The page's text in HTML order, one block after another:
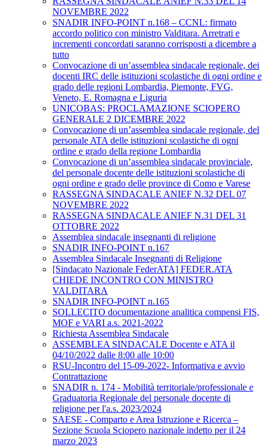
NOVEMBRE 2022
SNADIR INFO-POINT n.168 – CCNL: firmato
accordo politico con ministro Valditara. Arretrati e
incrementi concordati saranno corrisposti a dicembre a
tutto
Convocazione di un’assemblea sindacale regionale, dei
docenti IRC delle istituzioni scolastiche di ogni ordine e
grado delle regioni Lombardia, Piemonte, FVG,
Veneto, E. Romagna e Liguria
UNICOBAS: PROCLAMAZIONE SCIOPERO
GENERALE 2 DICEMBRE 2022
Convocazione di un’assemblea sindacale regionale, del
personale ATA delle istituzioni scolastiche di ogni
ordine e grado della regione Lombardia
Convocazione di un’assemblea sindacale provinciale,
del personale docente delle istituzioni scolastiche di
ogni ordine e grado delle province di Como e Varese
RASSEGNA SINDACALE ANIEF N.32 DEL 07
NOVEMBRE 2022
RASSEGNA SINDACALE ANIEF N.31 DEL 31
OTTOBRE 2022
Assemblea sindacale insegnanti di religione
SNADIR INFO-POINT n.167
Assemblea Sindacale Insegnanti di Religione
[Sindacato Nazionale FederATA] FEDER.ATA
CHIEDE INCONTRO CON MINISTRO
VALDITARA
SNADIR INFO-POINT n.165
SOLLECITO documentazione analitica compensi FIS,
MOF e VARI a.s. 2021-2022
Richiesta Assemblea Sindacale
ASSEMBLEA SINDACALE Docente e ATA il
04/10/2022 dalle 8:00 alle 10:00
RSU-Incontro del 15-09-2022- Informativa e avvio
Contrattazione
SNADIR n. 174 - Mobilità territoriale/professionale e
Graduatoria Regionale del personale docente di
religione per l'a.s. 2023/2024
SAESE - Comparto e Area Istruzione e Ricerca –
Sezione Scuola Sciopero nazionale indetto per il 24
marzo 2023